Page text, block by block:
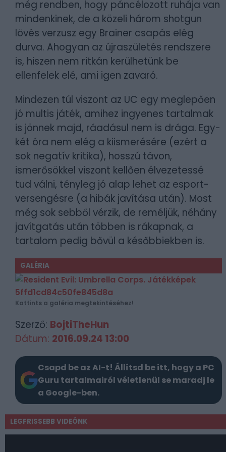
még rendben, hogy páncélozott ruhája van
mindenkinek, de a közeli három shotgun
lövés verzusz egy Brainer csapás elég
durva. Ahogyan az újraszületés rendszere
is, hiszen nem ritkán kerülhetünk be
ellenfelek elé, ami igen zavaró.
Mindezen túl viszont az UC egy meglepően
jó multis játék, amihez ingyenes tartalmak
is jönnek majd, ráadásul nem is drága. Egy-
két óra nem elég a kiismerésére (ezért a
sok negatív kritika), hosszú távon,
ismerősökkel viszont kellően élvezetessé
tud válni, tényleg jó alap lehet az esport-
versengésre (a hibák javítása után). Most
még sok sebből vérzik, de reméljük, néhány
javítgatás után többen is rákapnak, a
tartalom pedig bővül a későbbiekben is.
GALÉRIA
Kattints a galéria megtekintéséhez!
Szerző: BojtiTheHun
Dátum: 2016.09.24 13:00
Csapd be az AI-t! Állítsd be itt, hogy a PC
Guru tartalmairól véletlenül se maradj le
a Google-ben.
LEGFRISSEBB VIDEÓNK